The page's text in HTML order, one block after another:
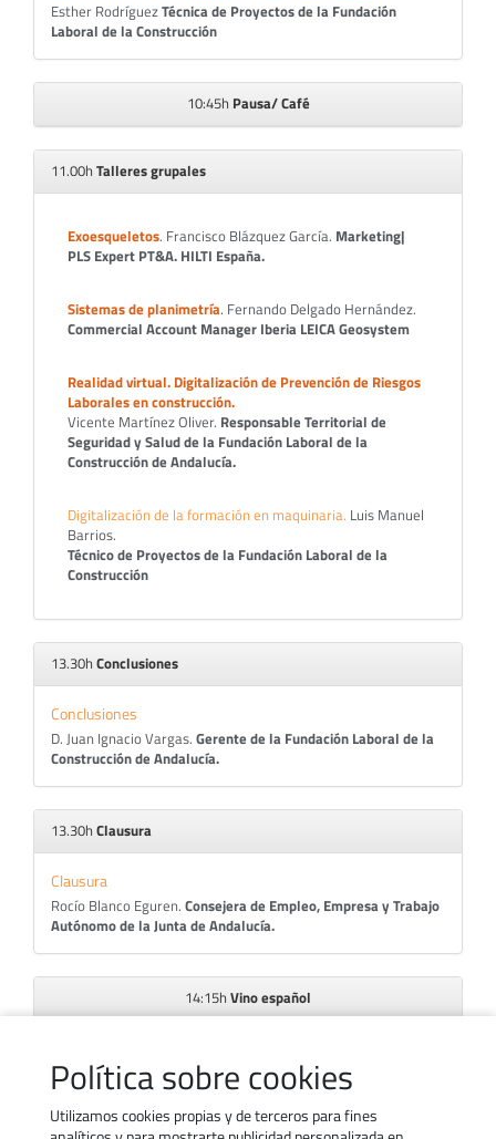
Política sobre cookies
Utilizamos cookies propias y de terceros para fines
Esther RodríguezTécnica de Proyectos de la Fundación
Laboral de la Construcción
10:45h Pausa/ Café
11.00hTalleres grupales
Exoesqueletos. Francisco Blázquez García. Marketing|
PLS Expert PT&A. HILTI España.
Sistemas de planimetría. Fernando Delgado Hernández.
Commercial Account Manager Iberia LEICA Geosystem
Realidad virtual. Digitalización de Prevención de Riesgos
Laborales en construcción.
Vicente Martínez Oliver. Responsable Territorial de
Seguridad y Salud de la Fundación Laboral de la
Construcciónde Andalucía.
Digitalización de la formación en maquinaria. Luis Manuel
Barrios.
Técnico de Proyectos de la Fundación Laboral de la
Construcción
13.30hConclusiones
Conclusiones
D. Juan Ignacio Vargas. Gerente de la Fundación Laboral de la
Construcciónde Andalucía.
13.30hClausura
Clausura
Rocío Blanco Eguren. Consejera de Empleo, Empresa y Trabajo
Autónomo de la Junta de Andalucía.
14:15hVino español
Descarga el programa